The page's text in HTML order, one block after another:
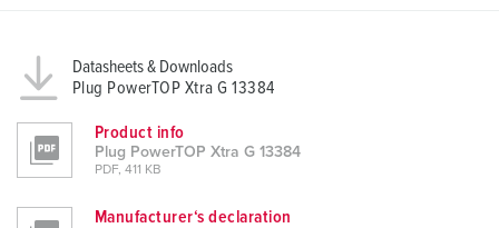
Datasheets & Downloads
Plug PowerTOP Xtra G 13384
Product info
Plug PowerTOP Xtra G 13384
PDF, 411 KB
Manufacturer‘s declaration